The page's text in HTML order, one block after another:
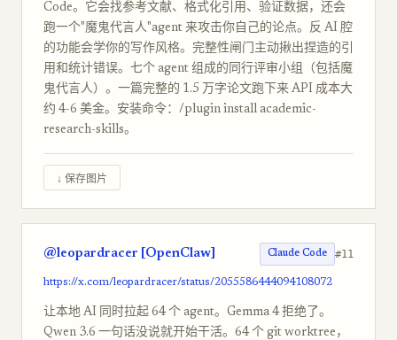
Code。它会找参考文献、格式化引用、验证数据，还会
跑一个"魔鬼代言人"agent 来攻击你自己的论点。反 AI 腔
的功能会学你的写作风格。完整性闸门主动揪出捏造的引
用和统计错误。七个 agent 组成的同行评审小组（包括魔
鬼代言人）。一篇完整的 1.5 万字论文跑下来 API 成本大
约 4-6 美金。安装命令：/plugin install academic-
research-skills。
↓ 保存图片
@leopardracer [OpenClaw] Claude Code #11
https://x.com/leopardracer/status/2055586444094108072
让本地 AI 同时拉起 64 个 agent。Gemma 4 拒绝了。
Qwen 3.6 一句话没说就开始干活。64 个 git worktree，